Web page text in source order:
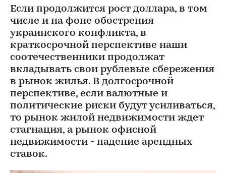
Если продолжится рост доллара, в том
числе и на фоне обострения
украинского конфликта, в
краткосрочной перспективе наши
соотечественники продолжат
вкладывать свои рублевые сбережения
в рынок жилья. В долгосрочной
перспективе, если валютные и
политические риски будут усиливаться,
то рынок жилой недвижимости ждет
стагнация, а рынок офисной
недвижимости - падение арендных
ставок.